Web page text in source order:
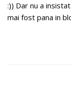
:)) Dar nu a
mai fost pana in